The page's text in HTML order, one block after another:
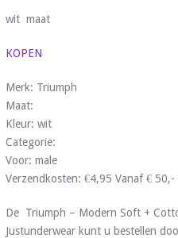
wit maat
KOPEN
Merk: Triumph
Maat:
Kleur: wit
Categorie:
Voor: male
Verzendkosten: €4,95 Vanaf €
De Triumph – Modern Soft +
Justunderwear kunt u bestellen